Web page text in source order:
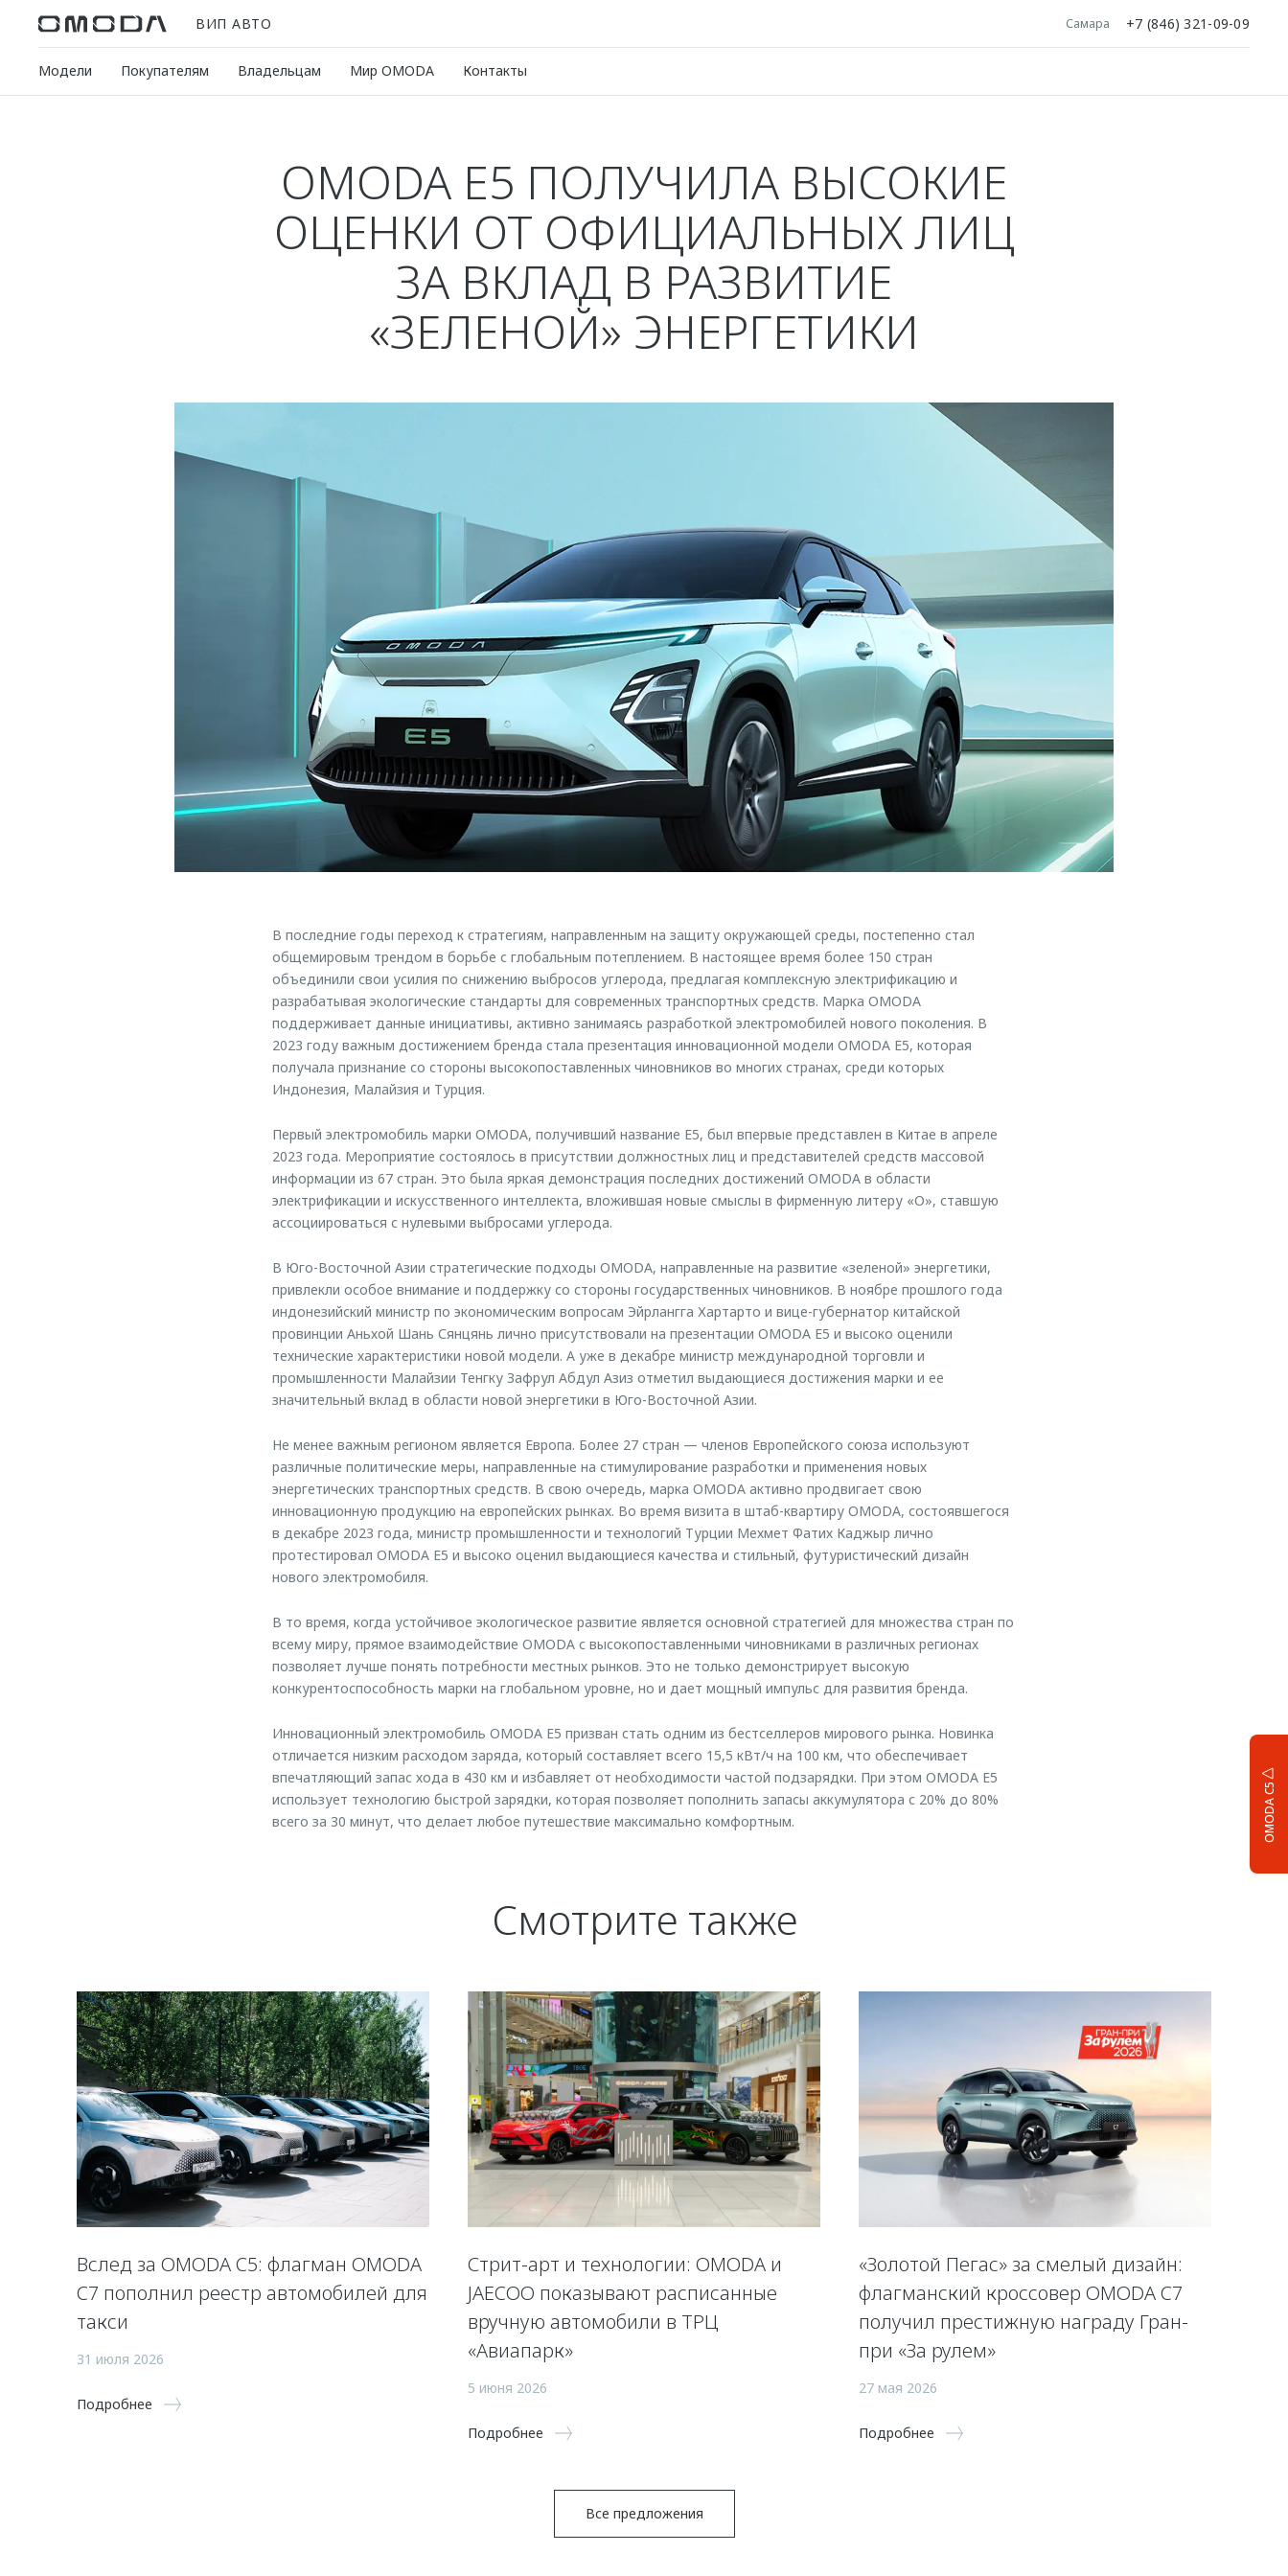
ВИП АВТО Самара +7 (846) 321-09-09
Модели Покупателям Владельцам Мир OMODA Контакты
OMODA C5
OMODA E5 ПОЛУЧИЛА ВЫСОКИЕ
ОЦЕНКИ ОТ ОФИЦИАЛЬНЫХ ЛИЦ
ЗА ВКЛАД В РАЗВИТИЕ
«ЗЕЛЕНОЙ» ЭНЕРГЕТИКИ
В последние годы переход к стратегиям, направленным на защиту окружающей среды, постепенно стал
общемировым трендом в борьбе с глобальным потеплением. В настоящее время более 150 стран
объединили свои усилия по снижению выбросов углерода, предлагая комплексную электрификацию и
разрабатывая экологические стандарты для современных транспортных средств. Марка OMODA
поддерживает данные инициативы, активно занимаясь разработкой электромобилей нового поколения. В
2023 году важным достижением бренда стала презентация инновационной модели OMODA E5, которая
получала признание со стороны высокопоставленных чиновников во многих странах, среди которых
Индонезия, Малайзия и Турция.
Первый электромобиль марки OMODA, получивший название E5, был впервые представлен в Китае в апреле
2023 года. Мероприятие состоялось в присутствии должностных лиц и представителей средств массовой
информации из 67 стран. Это была яркая демонстрация последних достижений OMODA в области
электрификации и искусственного интеллекта, вложившая новые смыслы в фирменную литеру «О», ставшую
ассоциироваться с нулевыми выбросами углерода.
В Юго-Восточной Азии стратегические подходы OMODA, направленные на развитие «зеленой» энергетики,
привлекли особое внимание и поддержку со стороны государственных чиновников. В ноябре прошлого года
индонезийский министр по экономическим вопросам Эйрлангга Хартарто и вице-губернатор китайской
провинции Аньхой Шань Сянцянь лично присутствовали на презентации OMODA E5 и высоко оценили
технические характеристики новой модели. А уже в декабре министр международной торговли и
промышленности Малайзии Тенгку Зафрул Абдул Азиз отметил выдающиеся достижения марки и ее
значительный вклад в области новой энергетики в Юго-Восточной Азии.
Не менее важным регионом является Европа. Более 27 стран — членов Европейского союза используют
различные политические меры, направленные на стимулирование разработки и применения новых
энергетических транспортных средств. В свою очередь, марка OMODA активно продвигает свою
инновационную продукцию на европейских рынках. Во время визита в штаб-квартиру OMODA, состоявшегося
в декабре 2023 года, министр промышленности и технологий Турции Мехмет Фатих Каджыр лично
протестировал OMODA E5 и высоко оценил выдающиеся качества и стильный, футуристический дизайн
нового электромобиля.
В то время, когда устойчивое экологическое развитие является основной стратегией для множества стран по
всему миру, прямое взаимодействие OMODA с высокопоставленными чиновниками в различных регионах
позволяет лучше понять потребности местных рынков. Это не только демонстрирует высокую
конкурентоспособность марки на глобальном уровне, но и дает мощный импульс для развития бренда.
Инновационный электромобиль OMODA E5 призван стать одним из бестселлеров мирового рынка. Новинка
отличается низким расходом заряда, который составляет всего 15,5 кВт/ч на 100 км, что обеспечивает
впечатляющий запас хода в 430 км и избавляет от необходимости частой подзарядки. При этом OMODA E5
использует технологию быстрой зарядки, которая позволяет пополнить запасы аккумулятора с 20% до 80%
всего за 30 минут, что делает любое путешествие максимально комфортным.
Смотрите также
Вслед за OMODA C5: флагман OMODA
C7 пополнил реестр автомобилей для
такси
31 июля 2026
Подробнее
Стрит-арт и технологии: OMODA и
JAECOO показывают расписанные
вручную автомобили в ТРЦ
«Авиапарк»
5 июня 2026
Подробнее
«Золотой Пегас» за смелый дизайн:
флагманский кроссовер OMODA C7
получил престижную награду Гран-
при «За рулем»
27 мая 2026
Подробнее
Все предложения